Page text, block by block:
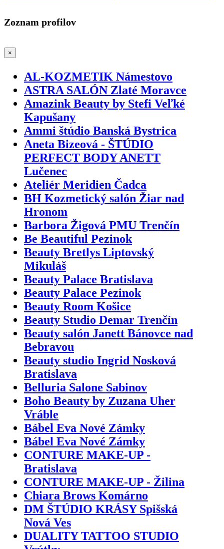
Zoznam profilov
×
AL-KOZMETIK Námestovo
ASTRA SALÓN Zlaté Moravce
Amazink Beauty by Stefi Veľké
Kapušany
Ammi štúdio Banská Bystrica
Aneta Bizeová - ŠTÚDIO
PERFECT BODY ANETT
Lučenec
Ateliér Meridien Čadca
BH Kozmetický salón Žiar nad
Hronom
Barbora Žigová PMU Trenčín
Be Beautiful Pezinok
Beauty Bretlys Liptovský
Mikuláš
Beauty Palace Bratislava
Beauty Palace Pezinok
Beauty Room Košice
Beauty Studio Demar Trenčín
Beauty salón Janett Bánovce nad
Bebravou
Beauty studio Ingrid Nosková
Bratislava
Belluria Salone Sabinov
Boho Beauty by Zuzana Uher
Vráble
Bábel Eva Nové Zámky
Bábel Eva Nové Zámky
CONTURE MAKE-UP -
Bratislava
CONTURE MAKE-UP - Žilina
Chiara Brows Komárno
DM ŠTÚDIO KRÁSY Spišská
Nová Ves
DUALITY TATTOO STUDIO